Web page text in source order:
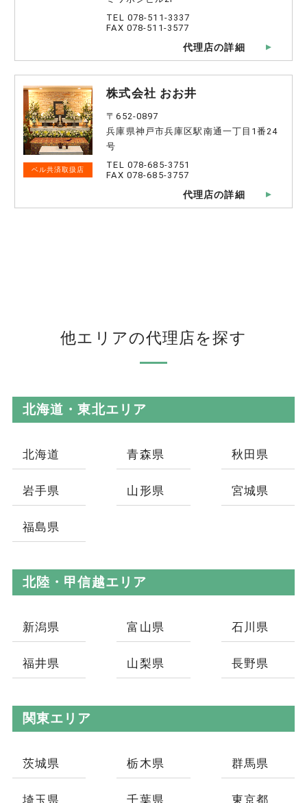
TEL 078-511-3337
FAX 078-511-3577
代理店の詳細
ベル共済取扱店
株式会社 おお井
〒652-0897
兵庫県神戸市兵庫区駅南通一丁目1番24
号
TEL 078-685-3751
FAX 078-685-3757
代理店の詳細
他エリアの代理店を探す
北海道・東北エリア
北海道 青森県 秋田県
岩手県 山形県 宮城県
福島県
北陸・甲信越エリア
新潟県 富山県 石川県
福井県 山梨県 長野県
関東エリア
茨城県 栃木県 群馬県
埼玉県 千葉県 東京都